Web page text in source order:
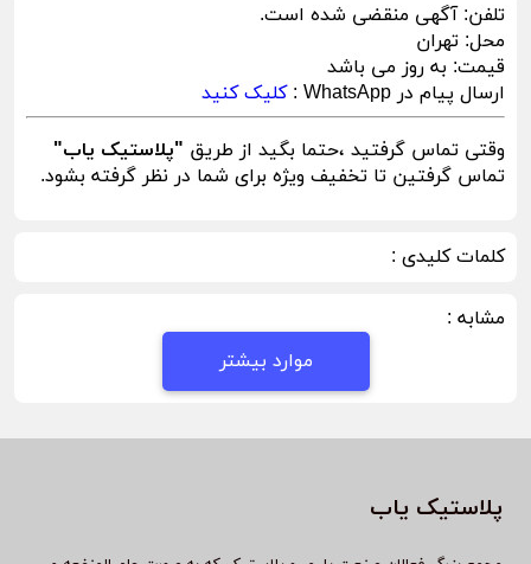
تلفن:آگهی منقضی شده است.
محل: تهران
قیمت: به روز می باشد
ارسال پیام در WhatsApp :
کلیک کنید
وقتی تماس گرفتید ،حتما بگید از طریق "پلاستیک یاب"
تماس گرفتین تا تخفیف ویژه برای شما در نظر گرفته بشود.
کلمات کلیدی :
مشابه :
موارد بیشتر
پلاستیک یاب